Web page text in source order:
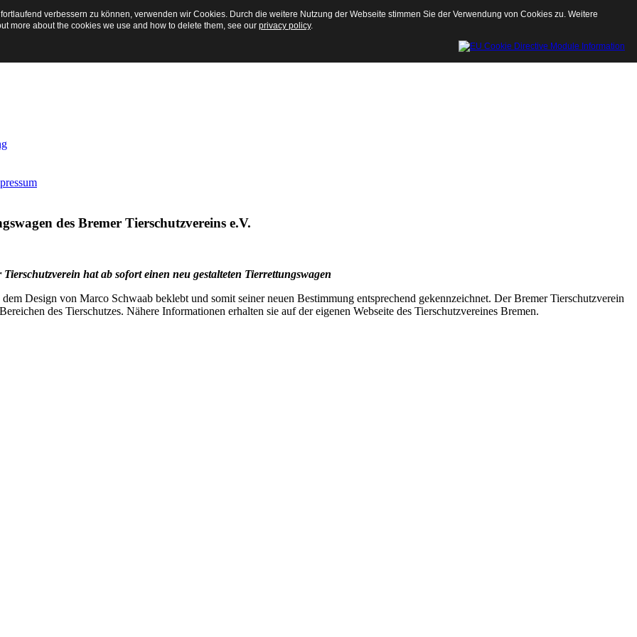
des Bremer Tierschutzvereins e.V.
hat ab sofort einen neu gestalteten Tierrettungswagen
Design von Marco Schwaab beklebt und somit seiner neuen Bestimmung entsprechend gekennzeichnet. Der Bremer Tierschutzverein
des Tierschutzes. Nähere Informationen erhalten sie auf der eigenen Webseite des Tierschutzvereines Bremen.
verbessern zu können, verwenden wir Cookies. Durch die weitere Nutzung der Webseite stimmen Sie der Verwendung von Cookies zu. Weitere
more about the cookies we use and how to delete them, see our privacy policy.